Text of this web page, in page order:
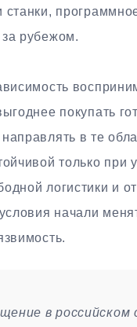
станки,
рубежом.
покупать
в те
только при
логистики и
начали
в российском